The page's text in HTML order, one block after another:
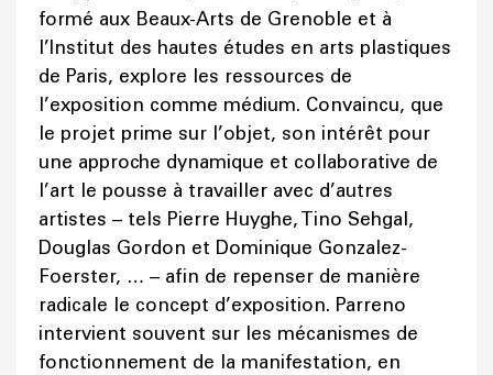
formé aux Beaux-Arts de Grenoble et à
l’Institut des hautes études en arts plastiques
de Paris, explore les ressources de
l’exposition comme médium. Convaincu, que
le projet prime sur l’objet, son intérêt pour
une approche dynamique et collaborative de
l’art le pousse à travailler avec d’autres
artistes – tels Pierre Huyghe, Tino Sehgal,
Douglas Gordon et Dominique Gonzalez-
Foerster, … – afin de repenser de manière
radicale le concept d’exposition. Parreno
intervient souvent sur les mécanismes de
fonctionnement de la manifestation, en